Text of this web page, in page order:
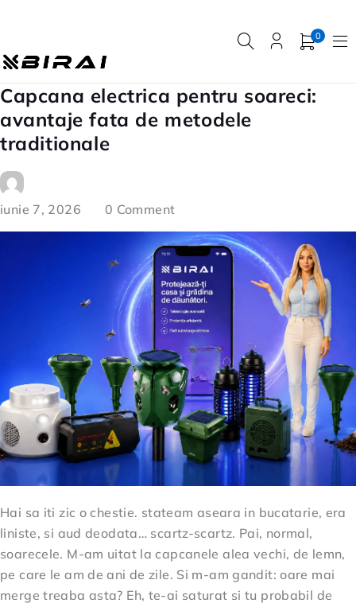
0
Capcana electrica pentru soareci:
avantaje fata de metodele
traditionale
iunie 7, 2026 0 Comment
Hai sa iti zic o chestie. stateam aseara in bucatarie, era
liniste, si aud deodata… scartz-scartz. Pai, normal,
soarecele. M-am uitat la capcanele alea vechi, de lemn,
pe care le am de ani de zile. Si m-am gandit: oare mai
merge treaba asta? Eh, te-ai saturat si tu probabil de